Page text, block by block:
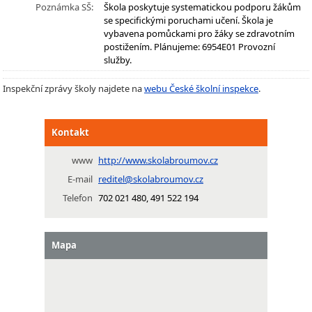
Poznámka SŠ:
Škola poskytuje systematickou podporu žákům
se specifickými poruchami učení. Škola je
vybavena pomůckami pro žáky se zdravotním
postižením. Plánujeme: 6954E01 Provozní
služby.
Inspekční zprávy školy najdete nawebu České školní inspekce.
Kontakt
www http://www.skolabroumov.cz
E-mail reditel@skolabroumov.cz
Telefon 702 021 480, 491 522 194
Mapa